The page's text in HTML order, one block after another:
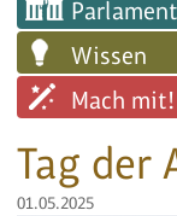
Parlament
Wissen
Mach mit!
Tag der
01.05.2025